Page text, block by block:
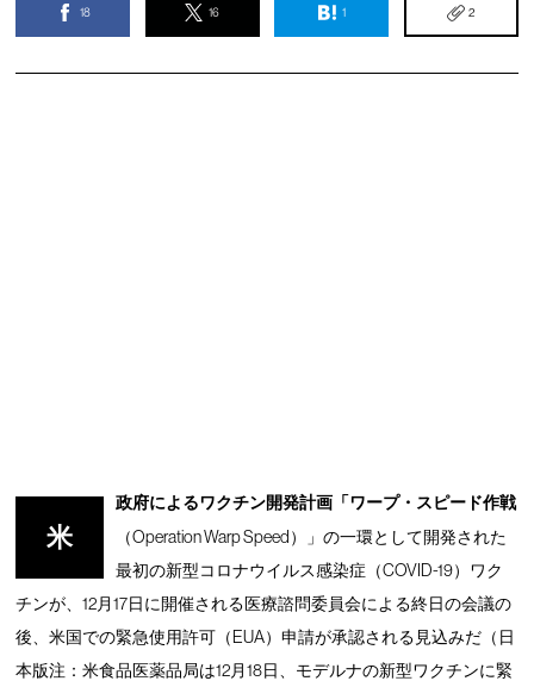
18 16 1 2
米
政府によるワクチン開発計画「ワープ・スピード作戦
（Operation Warp Speed）」の一環として開発された
最初の新型コロナウイルス感染症（COVID-19）ワク
チンが、12月17日に開催される医療諮問委員会による終日の会議の
後、米国での緊急使用許可（EUA）申請が承認される見込みだ（日
本版注：米食品医薬品局は12月18日、モデルナの新型ワクチンに緊